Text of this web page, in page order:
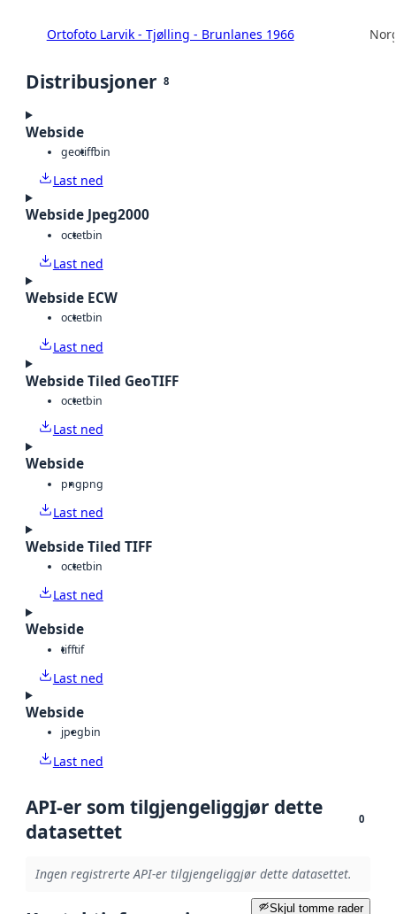
Ortofoto Larvik - Tjølling - Brunlanes 1966
Distribusjoner 8
Webside
geotiffbin
Last ned
Webside Jpeg2000
octetbin
Last ned
Webside ECW
octetbin
Last ned
Webside Tiled GeoTIFF
octetbin
Last ned
Webside
pngpng
Last ned
Webside Tiled TIFF
octetbin
Last ned
Webside
tifftif
Last ned
Webside
jpegbin
Last ned
API-er som tilgjengeliggjør dette
datasettet
0
Ingen registrerte API-er tilgjengeliggjør dette datasettet.
Skjul tomme rader